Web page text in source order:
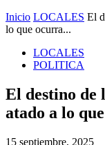
Inicio LOCALES El
lo que ocurra...
LOCALES
POLITICA
El destino de
atado a lo
15 septiembre, 2025